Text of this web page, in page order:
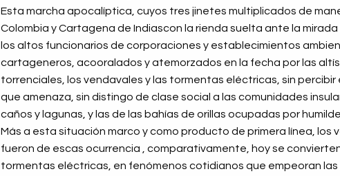
Esta marcha apocalíptica, cuyos tres jinetes multiplicados de
Colombia y Cartagena de Indiascon la rienda suelta ante la
los altos funcionarios de corporaciones y establecimientos
cartageneros, acooralados y atemorzados en la fecha por las
torrenciales, los vendavales y las tormentas eléctricas, sin
que amenaza, sin distingo de clase social a las comunidades
caños y lagunas, y las de las bahías de orillas ocupadas por
Más a esta situación marco y como producto de primera línea, los
fueron de escas ocurrencia , comparativamente, hoy se
tormentas eléctricas, en fenómenos cotidianos que empeoran